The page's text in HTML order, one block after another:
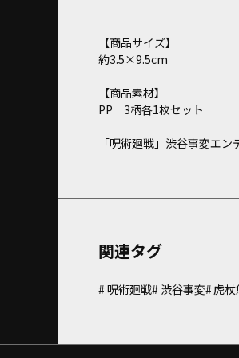
【商品サイズ】
約3.5×9.5cm
【商品素材】
PP 3柄各1枚セット
「呪術廻戦」渋谷事変エン
関連タグ
呪術廻戦 渋谷事変 虎